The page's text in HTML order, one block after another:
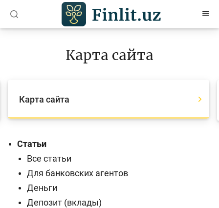
Проекты
Интерактивные услуги
Фотогалерея
О проекте
Поиск по сайту
Карта сайта
Карта сайта
Карта сайта
Статьи
Все статьи
Для банковских агентов
Деньги
Депозит (вклады)